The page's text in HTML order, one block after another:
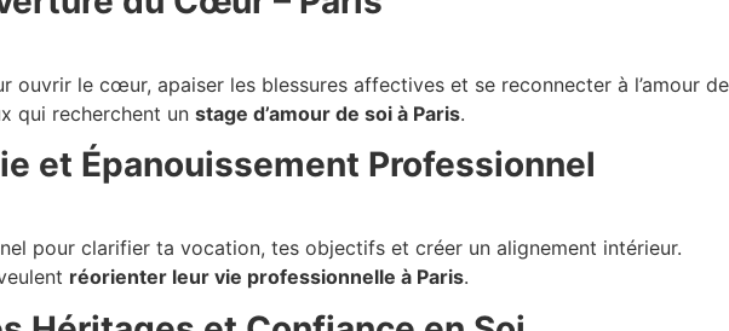
ouvrir le cœur, apaiser les blessures affectives et se reconnecter à l’amour
qui recherchent un stage d’amour de soi à Paris.
et Épanouissement Professionnel
pour clarifier ta vocation, tes objectifs et créer un alignement intérieur.
réorienter leur vie professionnelle à Paris.